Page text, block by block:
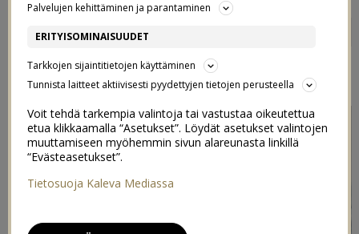
KAUAN ODOTETTU
PYÖRÄUUTUUS
27/06/2018
Palvelujen kehittäminen ja parantaminen
ERITYISOMINAISUUDET
Tarkkojen sijaintitietojen käyttäminen
Tunnista laitteet aktiivisesti pyydettyjen tietojen perusteella
Voit tehdä tarkempia valintoja tai vastustaa oikeutettua
etua klikkaamalla “Asetukset”. Löydät asetukset valintojen
muuttamiseen myöhemmin sivun alareunasta linkillä
“Evästeasetukset”.
Tietosuoja Kaleva Mediassa